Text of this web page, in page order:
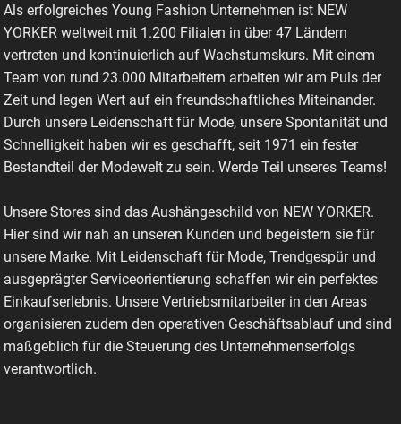
Als erfolgreiches Young Fashion Unternehmen ist NEW
YORKER weltweit mit 1.200 Filialen in über 47 Ländern
vertreten und kontinuierlich auf Wachstumskurs. Mit einem
Team von rund 23.000 Mitarbeitern arbeiten wir am Puls der
Zeit und legen Wert auf ein freundschaftliches Miteinander.
Durch unsere Leidenschaft für Mode, unsere Spontanität und
Schnelligkeit haben wir es geschafft, seit 1971 ein fester
Bestandteil der Modewelt zu sein. Werde Teil unseres Teams!
Unsere Stores sind das Aushängeschild von NEW YORKER.
Hier sind wir nah an unseren Kunden und begeistern sie für
unsere Marke. Mit Leidenschaft für Mode, Trendgespür und
ausgeprägter Serviceorientierung schaffen wir ein perfektes
Einkaufserlebnis. Unsere Vertriebsmitarbeiter in den Areas
organisieren zudem den operativen Geschäftsablauf und sind
maßgeblich für die Steuerung des Unternehmenserfolgs
verantwortlich.